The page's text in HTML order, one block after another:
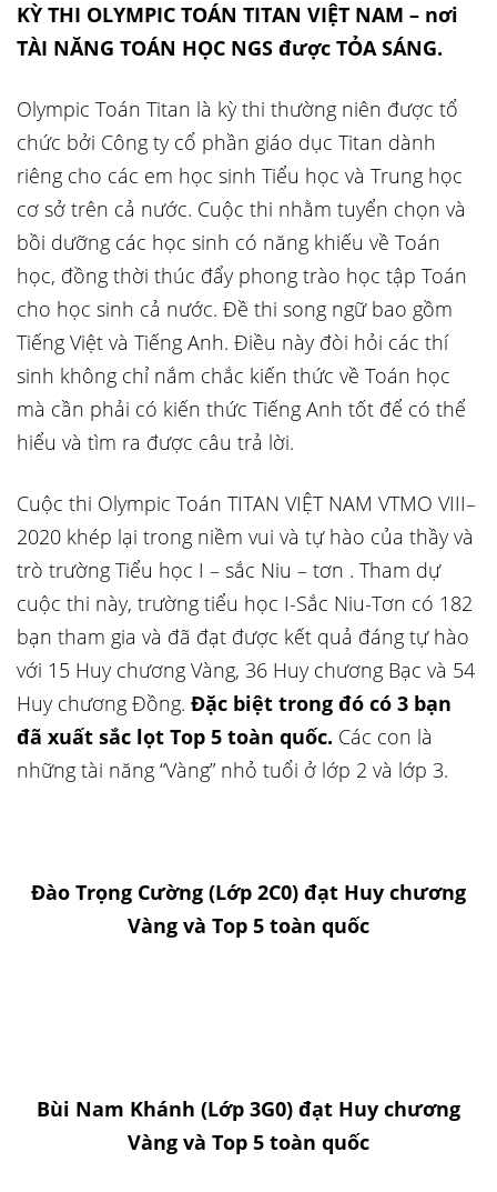
KỲ THI OLYMPIC TOÁN TITAN VIỆT NAM – nơi
TÀI NĂNG TOÁN HỌC NGS được TỎA SÁNG.
Olympic Toán Titan là kỳ thi thường niên được tổ
chức bởi Công ty cổ phần giáo dục Titan dành
riêng cho các em học sinh Tiểu học và Trung học
cơ sở trên cả nước. Cuộc thi nhằm tuyển chọn và
bồi dưỡng các học sinh có năng khiếu về Toán
học, đồng thời thúc đẩy phong trào học tập Toán
cho học sinh cả nước. Đề thi song ngữ bao gồm
Tiếng Việt và Tiếng Anh. Điều này đòi hỏi các thí
sinh không chỉ nắm chắc kiến thức về Toán học
mà cần phải có kiến thức Tiếng Anh tốt để có thể
hiểu và tìm ra được câu trả lời.
Cuộc thi Olympic Toán TITAN VIỆT NAM VTMO VIII–
2020 khép lại trong niềm vui và tự hào của thầy và
trò trường Tiểu học I – sắc Niu – tơn . Tham dự
cuộc thi này, trường tiểu học I-Sắc Niu-Tơn có 182
bạn tham gia và đã đạt được kết quả đáng tự hào
với 15 Huy chương Vàng, 36 Huy chương Bạc và 54
Huy chương Đồng. Đặc biệt trong đó có 3 bạn
đã xuất sắc lọt Top 5 toàn quốc. Các con là
những tài năng “Vàng” nhỏ tuổi ở lớp 2 và lớp 3.
Đào Trọng Cường (Lớp 2C0) đạt Huy chương
Vàng và Top 5 toàn quốc
Bùi Nam Khánh (Lớp 3G0) đạt Huy chương
Vàng và Top 5 toàn quốc